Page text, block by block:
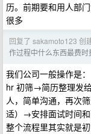
历。前期要和用人部
很多
回复了 sakamoto123 创
作过程中什么东西最费时
我们公司一般操作是：
hr 初筛→简历整理发
人，简单沟通，再次
适）→安排面试时间
整个流程里其实就是